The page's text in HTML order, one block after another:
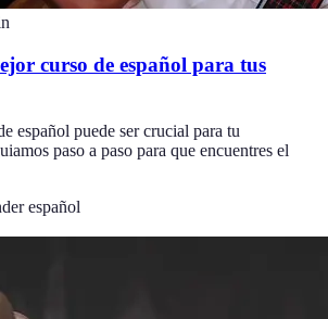
curso de español para tus
español puede ser crucial para tu
paso a paso para que encuentres el
español